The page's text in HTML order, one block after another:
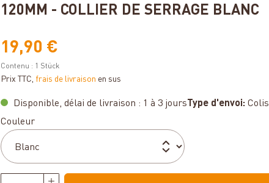
120MM - COLLIER DE SERRAGE BLANC
19,90 €
Contenu : 1 Stück
Prix TTC, frais de livraison en sus
Disponible, délai de livraison : 1 à 3 jours Type d'envoi: Colis
Sélectionnez
Couleur